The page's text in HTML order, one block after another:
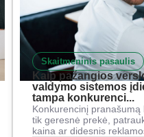
Skaitmeninis pasaulis
Kaip pažangios
valdymo sistemos
tampa konkurenci...
Konkurencinį pranašumą
tik geresnė prekė,
kaina ar didesnis